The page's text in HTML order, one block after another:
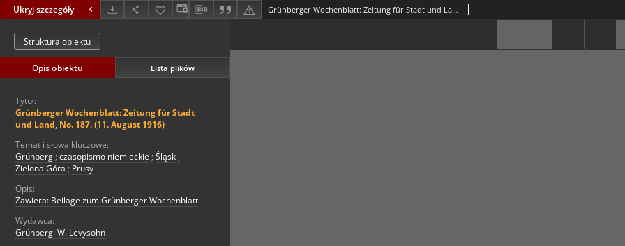
Ukryj szczegóły Grünberger Wochenblatt: Zeitung für Stadt und Land, No. 187. (11. August 1916)
Struktura obiektu
Opis obiektu Lista plików
Tytuł:
Grünberger Wochenblatt: Zeitung für Stadt
und Land, No. 187. (11. August 1916)
Temat i słowa kluczowe:
Grünberg ; czasopismo niemieckie ; Śląsk ;
Zielona Góra ; Prusy
Opis:
Zawiera: Beilage zum Grünberger Wochenblatt
Wydawca:
Grünberg: W. Levysohn